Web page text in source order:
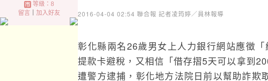
等級：8
留言｜ 加入好友 2016-04-04 02:54 聯合報 記者凌筠婷／員林報導
彰化縣兩名26歲男女上人力銀行網站應徵
提款卡避稅，又相信「借存摺5天可以拿到
遭警方逮捕，彰化地方法院日前以幫助詐欺